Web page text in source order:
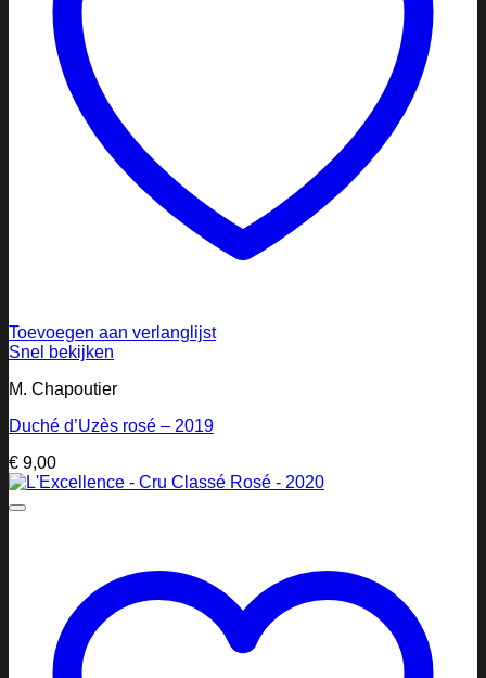
Toevoegen aan verlanglijst
Snel bekijken
M. Chapoutier
Duché d’Uzès rosé – 2019
€ 9,00